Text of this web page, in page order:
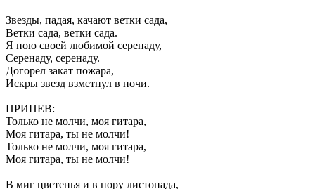
Звезды, падая, качают ветки сада,
Ветки сада, ветки сада.
Я пою своей любимой серенаду,
Серенаду, серенаду.
Догорел закат пожара,
Искры звезд взметнул в ночи.
ПРИПЕВ:
Только не молчи, моя гитара,
Моя гитара, ты не молчи!
Только не молчи, моя гитара,
Моя гитара, ты не молчи!
В миг цветенья и в пору листопада,